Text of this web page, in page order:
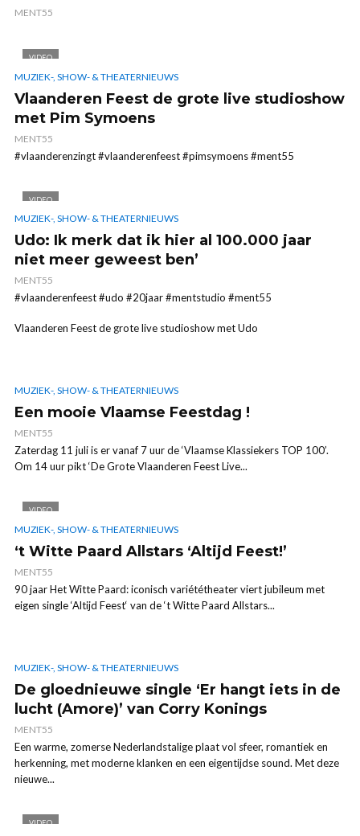
MENT55
VIDEO
MUZIEK-, SHOW- & THEATERNIEUWS
Vlaanderen Feest de grote live studioshow
met Pim Symoens
MENT55
#vlaanderenzingt #vlaanderenfeest #pimsymoens #ment55
VIDEO
MUZIEK-, SHOW- & THEATERNIEUWS
Udo: Ik merk dat ik hier al 100.000 jaar
niet meer geweest ben’
MENT55
#vlaanderenfeest #udo #20jaar #mentstudio #ment55
Vlaanderen Feest de grote live studioshow met Udo
MUZIEK-, SHOW- & THEATERNIEUWS
Een mooie Vlaamse Feestdag !
MENT55
Zaterdag 11 juli is er vanaf 7 uur de ‘Vlaamse Klassiekers TOP 100’.
Om 14 uur pikt ‘De Grote Vlaanderen Feest Live...
VIDEO
MUZIEK-, SHOW- & THEATERNIEUWS
‘t Witte Paard Allstars ‘Altijd Feest!’
MENT55
90 jaar Het Witte Paard: iconisch variététheater viert jubileum met
eigen single ‘Altijd Feest‘ van de ‘t Witte Paard Allstars...
MUZIEK-, SHOW- & THEATERNIEUWS
De gloednieuwe single ‘Er hangt iets in de
lucht (Amore)’ van Corry Konings
MENT55
Een warme, zomerse Nederlandstalige plaat vol sfeer, romantiek en
herkenning, met moderne klanken en een eigentijdse sound. Met deze
nieuwe...
VIDEO